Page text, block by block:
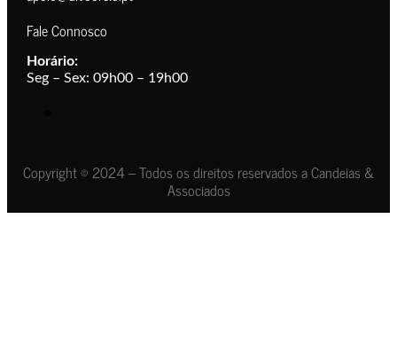
Fale Connosco
Horário:
Seg – Sex: 09h00 – 19h00
Copyright © 2024 – Todos os direitos reservados a Candeias &
Associados